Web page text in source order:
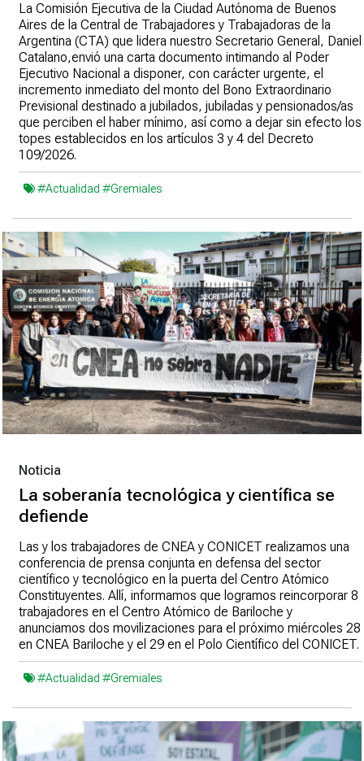
La Comisión Ejecutiva de la Ciudad Autónoma de Buenos
Aires de la Central de Trabajadores y Trabajadoras de la
Argentina (CTA) que lidera nuestro Secretario General, Daniel
Catalano,envió una carta documento intimando al Poder
Ejecutivo Nacional a disponer, con carácter urgente, el
incremento inmediato del monto del Bono Extraordinario
Previsional destinado a jubilados, jubiladas y pensionados/as
que perciben el haber mínimo, así como a dejar sin efecto los
topes establecidos en los artículos 3 y 4 del Decreto
109/2026.
#Actualidad #Gremiales
Noticia
La soberanía tecnológica y científica se
defiende
Las y los trabajadores de CNEA y CONICET realizamos una
conferencia de prensa conjunta en defensa del sector
científico y tecnológico en la puerta del Centro Atómico
Constituyentes. Allí, informamos que logramos reincorporar 8
trabajadores en el Centro Atómico de Bariloche y
anunciamos dos movilizaciones para el próximo miércoles 28
en CNEA Bariloche y el 29 en el Polo Científico del CONICET.
#Actualidad #Gremiales